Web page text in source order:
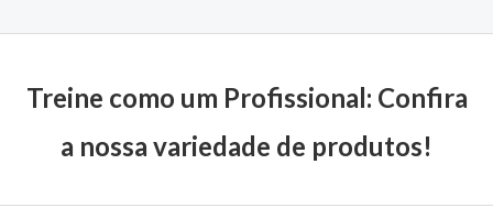
Treine como um Profissional: Confira
a nossa variedade de produtos!